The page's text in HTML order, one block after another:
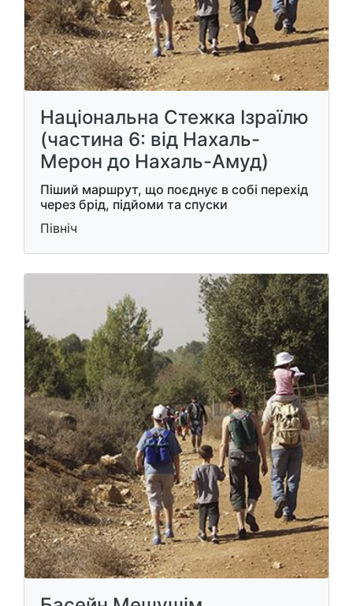
Національна Стежка Ізраїлю
(частина 6: від Нахаль-
Мерон до Нахаль-Амуд)
Піший маршрут, що поєднує в собі перехід
через брід, підйоми та спуски
Північ